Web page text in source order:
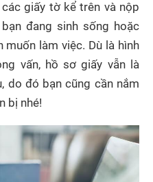
giấy tờ kể trên và nộp
đang sinh sống hoặc
làm việc. Dù là hình
vấn, hồ sơ giấy vẫn là
do đó bạn cũng cần nắm
bị nhé!